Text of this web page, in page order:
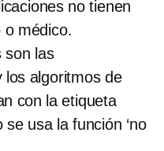
no tienen
o médico.
son las
los algoritmos de
con la etiqueta
se usa la función ‘no